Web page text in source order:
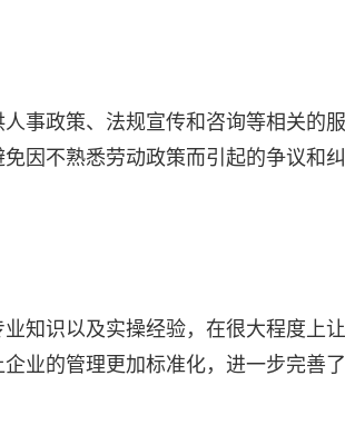
事政策、法规宣传和咨询等相关的
因不熟悉劳动政策而引起的争议和
知识以及实操经验，在很大程度上
业的管理更加标准化，进一步完善了